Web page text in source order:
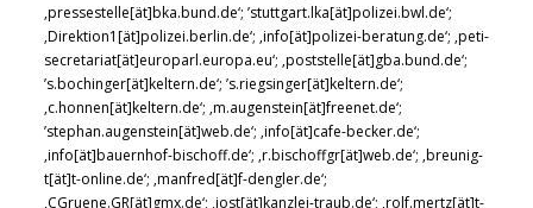
‚pressestelle[ät]bka.bund.de‘; ’stuttgart.lka[ät]polizei.bwl.de‘;
‚Direktion1[ät]polizei.berlin.de‘; ‚info[ät]polizei-beratung.de‘; ‚peti-
secretariat[ät]europarl.europa.eu‘; ‚poststelle[ät]gba.bund.de‘;
’s.bochinger[ät]keltern.de‘; ’s.riegsinger[ät]keltern.de‘;
‚c.honnen[ät]keltern.de‘; ‚m.augenstein[ät]freenet.de‘;
’stephan.augenstein[ät]web.de‘; ‚info[ät]cafe-becker.de‘;
‚info[ät]bauernhof-bischoff.de‘; ‚r.bischoffgr[ät]web.de‘; ‚breunig-
t[ät]t-online.de‘; ‚manfred[ät]f-dengler.de‘;
‚CGruene.GR[ät]gmx.de‘; ‚jost[ät]kanzlei-traub.de‘; ‚rolf.mertz[ät]t-